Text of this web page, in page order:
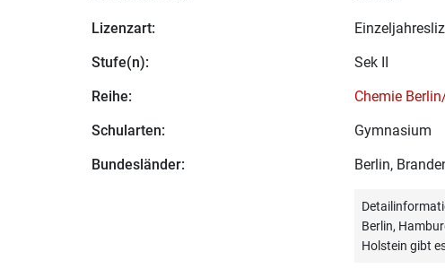
Lizenzart:
Stufe(n):
Sek II
Reihe:
Chemie
Schularten:
Gymnasium
Bundesländer:
Berlin,
Berlin,
Holstein gibt